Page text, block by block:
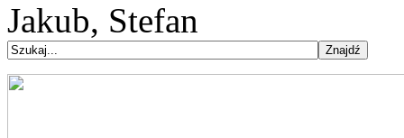
Jakub, Stefan